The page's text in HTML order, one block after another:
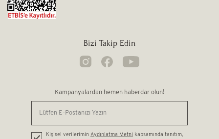
Bizi Takip Edin
Kampanyalardan hemen haberdar olun!
Kişisel verilerimin Aydınlatma Metni kapsamında tanıtım,